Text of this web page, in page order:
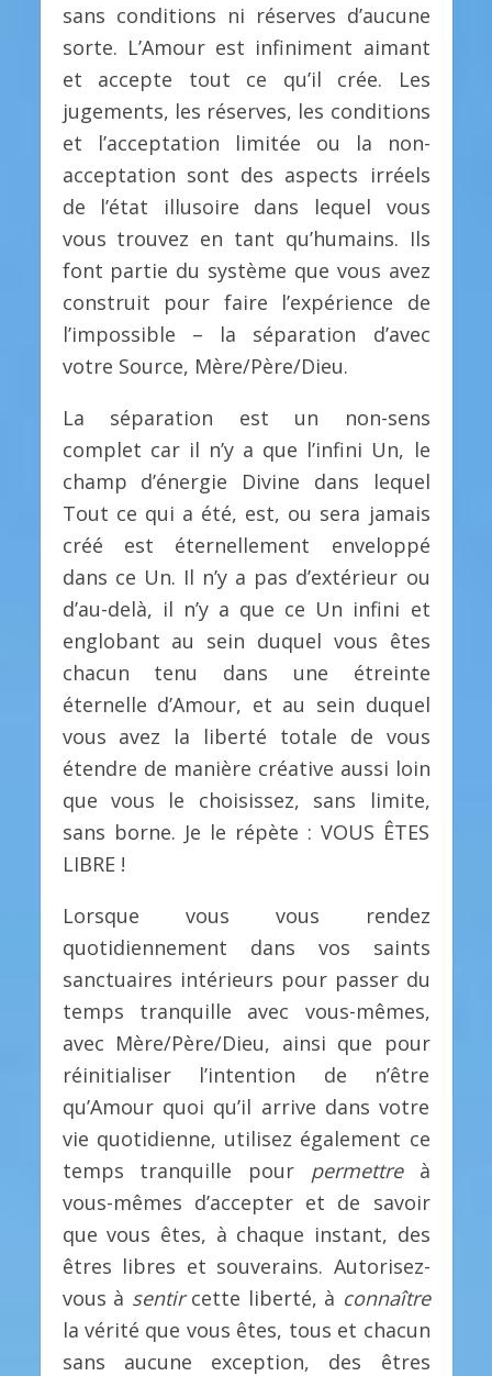
sans conditions ni réserves d’aucune
sorte. L’Amour est infiniment aimant
et accepte tout ce qu’il crée. Les
jugements, les réserves, les conditions
et l’acceptation limitée ou la non-
acceptation sont des aspects irréels
de l’état illusoire dans lequel vous
vous trouvez en tant qu’humains. Ils
font partie du système que vous avez
construit pour faire l’expérience de
l’impossible – la séparation d’avec
votre Source, Mère/Père/Dieu.
La séparation est un non-sens
complet car il n’y a que l’infini Un, le
champ d’énergie Divine dans lequel
Tout ce qui a été, est, ou sera jamais
créé est éternellement enveloppé
dans ce Un. Il n’y a pas d’extérieur ou
d’au-delà, il n’y a que ce Un infini et
englobant au sein duquel vous êtes
chacun tenu dans une étreinte
éternelle d’Amour, et au sein duquel
vous avez la liberté totale de vous
étendre de manière créative aussi loin
que vous le choisissez, sans limite,
sans borne. Je le répète : VOUS ÊTES
LIBRE !
Lorsque vous vous rendez
quotidiennement dans vos saints
sanctuaires intérieurs pour passer du
temps tranquille avec vous-mêmes,
avec Mère/Père/Dieu, ainsi que pour
réinitialiser l’intention de n’être
qu’Amour quoi qu’il arrive dans votre
vie quotidienne, utilisez également ce
temps tranquille pour permettreà
vous-mêmes d’accepter et de savoir
que vous êtes, à chaque instant, des
êtres libres et souverains. Autorisez-
vous à sentircette liberté, à connaître
la vérité que vous êtes, tous et chacun
sans aucune exception, des êtres